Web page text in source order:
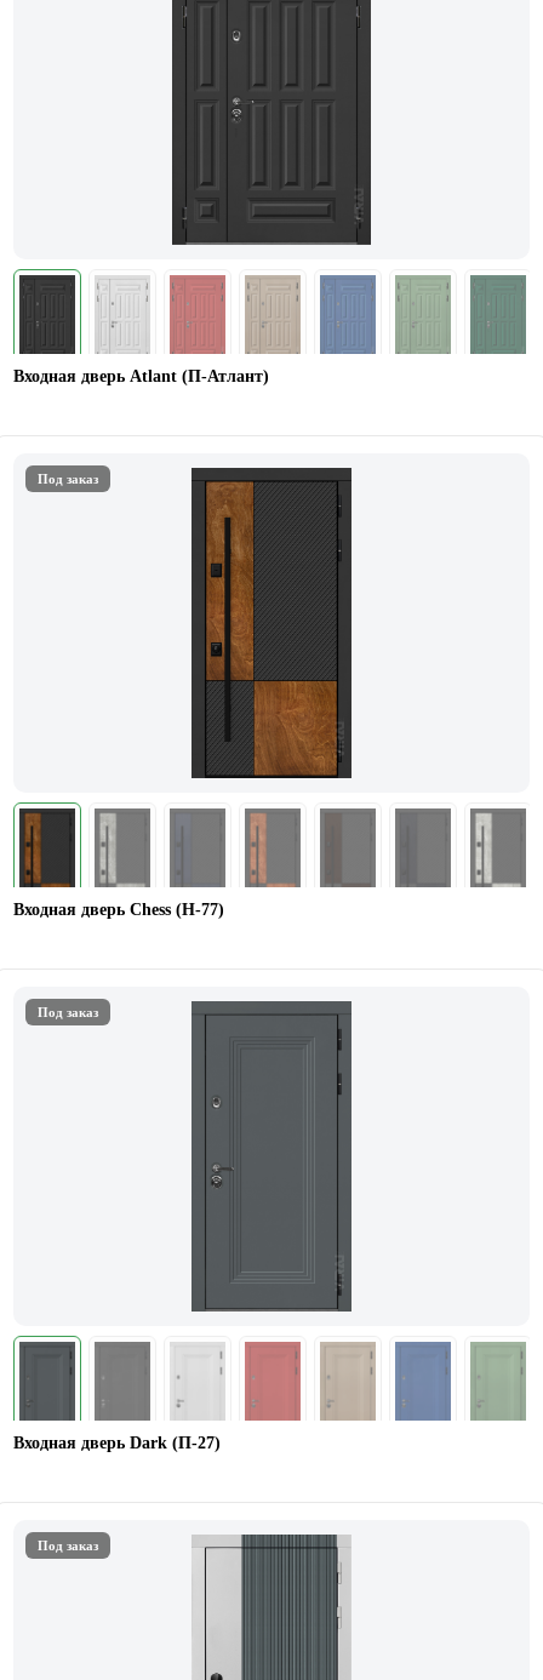
Входная дверь Atlant (П-Атлант)
Под заказ
Входная дверь Chess (Н-77)
Под заказ
Входная дверь Dark (П-27)
Под заказ